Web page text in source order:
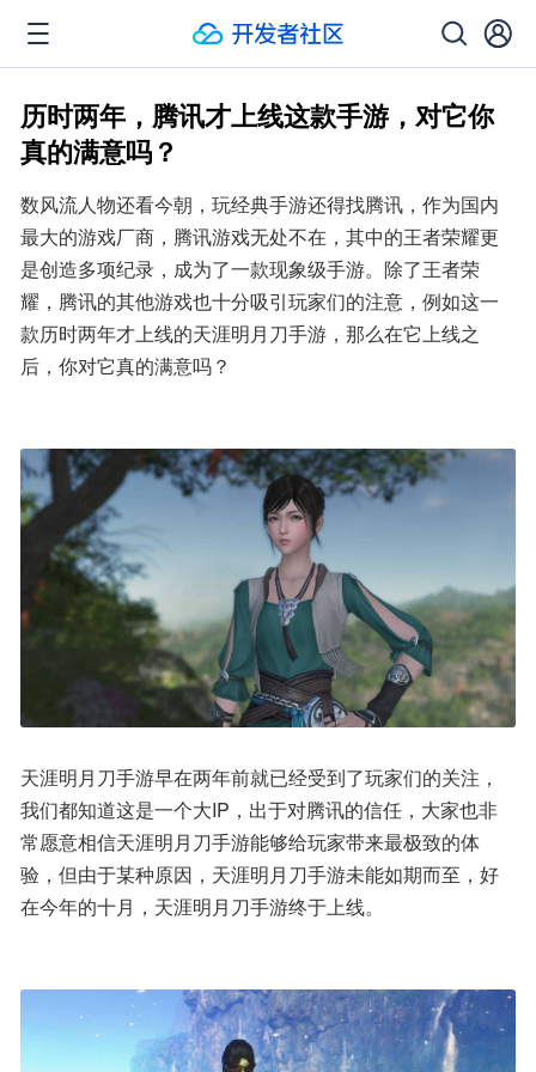
历时两年，腾讯才上线这款手游，对它你
真的满意吗？
数风流人物还看今朝，玩经典手游还得找腾讯，作为国内
最大的游戏厂商，腾讯游戏无处不在，其中的王者荣耀更
是创造多项纪录，成为了一款现象级手游。除了王者荣
耀，腾讯的其他游戏也十分吸引玩家们的注意，例如这一
款历时两年才上线的天涯明月刀手游，那么在它上线之
后，你对它真的满意吗？
天涯明月刀手游早在两年前就已经受到了玩家们的关注，
我们都知道这是一个大IP，出于对腾讯的信任，大家也非
常愿意相信天涯明月刀手游能够给玩家带来最极致的体
验，但由于某种原因，天涯明月刀手游未能如期而至，好
在今年的十月，天涯明月刀手游终于上线。